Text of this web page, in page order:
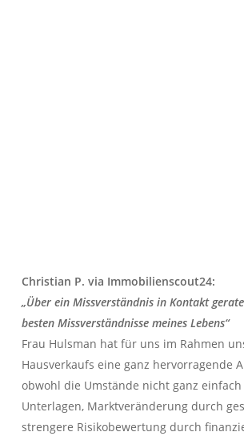
Christian P. via Immobilienscout24:
„Über ein Missverständnis in Kontakt
besten Missverständnisse meines Lebens“
Frau Hulsman hat für uns im Rahmen
Hausverkaufs eine ganz hervorragende
obwohl die Umstände nicht ganz
Unterlagen, Marktveränderung durch
strengere Risikobewertung durch